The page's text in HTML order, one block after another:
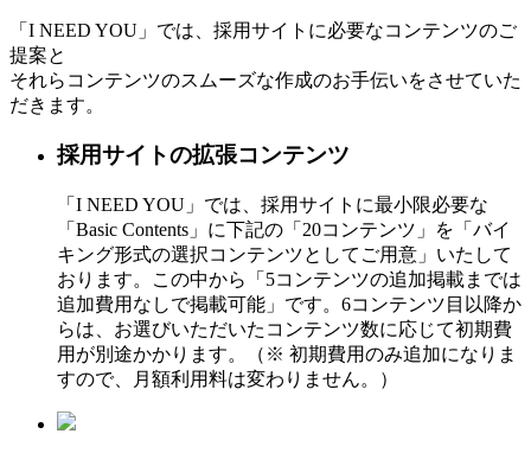
「I NEED YOU」では、採用サイトに必要なコンテンツのご
提案と
それらコンテンツのスムーズな作成のお手伝いをさせていた
だきます。
採用サイトの拡張コンテンツ
「I NEED YOU」では、 採用サイトに最小限必要な
「Basic Contents」 に下記の 「20コンテンツ」 を 「バイ
キング形式の選択コンテンツとしてご用意」 いたして
おります。この中から
「5コンテンツの追加掲載までは
追加費用なしで掲載可能」 です。6コンテンツ目以降か
らは、お選びいただいたコンテンツ数に応じて初期費
用が別途かかります。（※ 初期費用のみ追加になりま
すので、月額利用料は変わりません。）